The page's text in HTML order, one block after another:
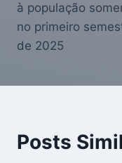
à população
no primeiro
de 2025
Posts